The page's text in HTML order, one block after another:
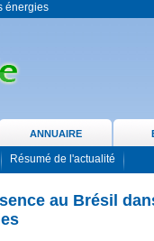
énergies
ANNUAIRE
Résumé de l'actualité
au Brésil